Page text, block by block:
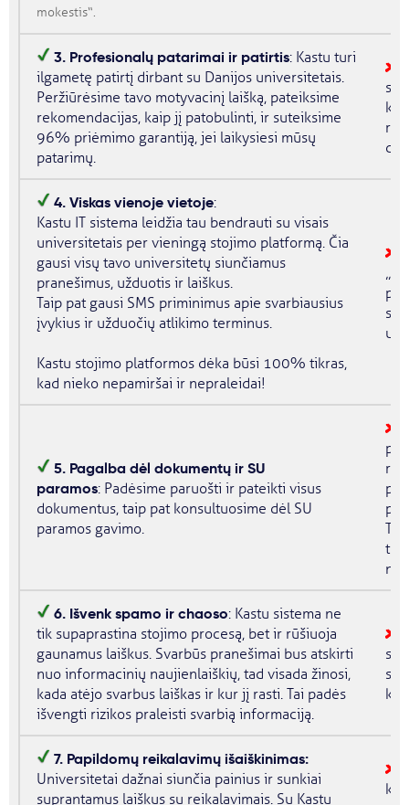
mokestis“.
3. Profesionalų patarimai ir patirtis: Kastu turi
ilgametę patirtį dirbant su Danijos universitetais.
Peržiūrėsime tavo motyvacinį laišką, pateiksime
rekomendacijas, kaip jį patobulinti, ir suteiksime
96% priėmimo garantiją, jei laikysiesi mūsų
patarimų.
dėl
4. Viskas vienoje vietoje:
Kastu IT sistema leidžia tau bendrauti su visais
universitetais per vieningą stojimo platformą. Čia
gausi visų tavo universitetų siunčiamus
pranešimus, užduotis ir laiškus.
Taip pat gausi SMS priminimus apie svarbiausius
įvykius ir užduočių atlikimo terminus.
Kastu stojimo platformos dėka būsi 100% tikras,
kad nieko nepamiršai ir nepraleidai!
5. Pagalba dėl dokumentų ir SU
paramos: Padėsime paruošti ir pateikti visus
dokumentus, taip pat konsultuosime dėl SU
paramos gavimo.
Tai
6. Išvenk spamo ir chaoso: Kastu sistema ne
tik supaprastina stojimo procesą, bet ir rūšiuoja
gaunamus laiškus. Svarbūs pranešimai bus atskirti
nuo informacinių naujienlaiškių, tad visada žinosi,
kada atėjo svarbus laiškas ir kur jį rasti. Tai padės
išvengti rizikos praleisti svarbią informaciją.
7. Papildomų reikalavimų išaiškinimas:
Universitetai dažnai siunčia painius ir sunkiai
suprantamus laiškus su reikalavimais. Su Kastu